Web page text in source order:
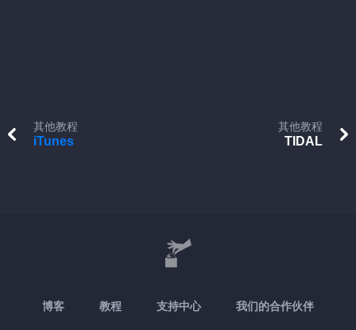
其他教程
iTunes
其他教程
TIDAL
博客 教程 支持中心 我们的合作伙伴